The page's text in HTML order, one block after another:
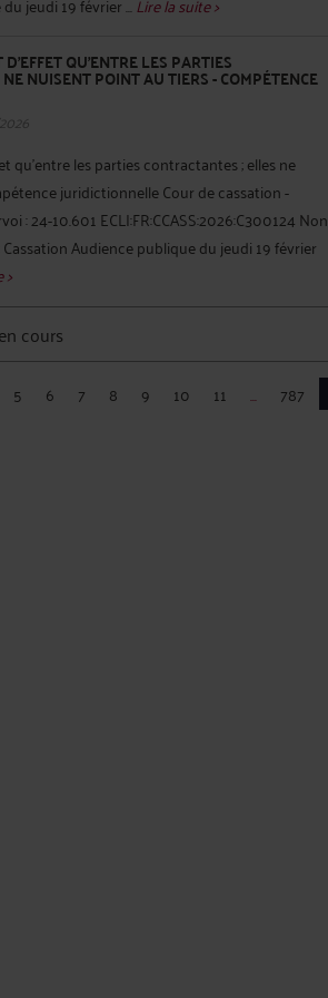
QU'ENTRE LES PARTIES
NUISENT POINT AU TIERS - COMPÉTENCE
qu'entre les parties contractantes ; elles ne
juridictionnelle Cour de cassation -
: 24-10.601 ECLI:FR:CCASS:2026:C300124 Non
Audience publique du jeudi 19 février
cours
5 6 7 8 9 10 11 ... 787